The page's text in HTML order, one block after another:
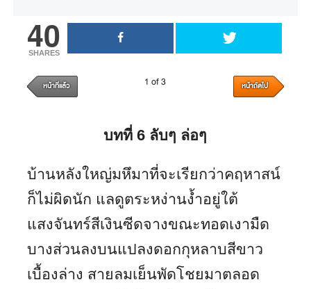
40
SHARES
หน้าที่แล้ว 1 of 3 หน้าถัดไป
บทที่6 ลับๆ ล่อๆ
บ้านหลังใหญ่มหึมาที่จะเรียกว่าคฤหาสน์
ก็ไม่ผิดนัก แลดูตระหง่านง้ำอยู่ใต้
แสงจันทร์สีเงินซีดจางขณะทอดเงามืด
บางส่วนลงบนแปลงดอกกุหลาบสีขาว
เบื้องล่าง สายลมเย็นพัดโชยมาตลอด